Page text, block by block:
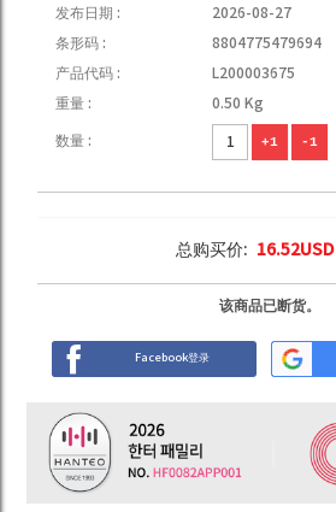
发布日期 :
2026-08-27
条形码 :
8804775479694
产品代码 :
L200003675
重量 :
0.50 Kg
数量 : +1 -1
总购买价: 16.52USD
该商品已断货。
Facebook登录